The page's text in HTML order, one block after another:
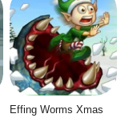
Effing Worms Xmas